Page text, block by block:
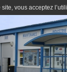
vous acceptez